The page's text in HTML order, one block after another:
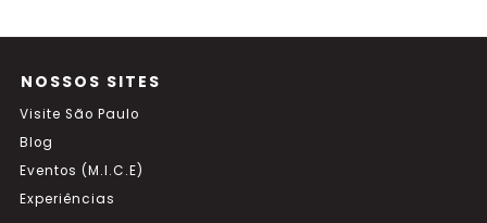
NOSSOS SITES
Visite São Paulo
Blog
Eventos (M.I.C.E)
Experiências